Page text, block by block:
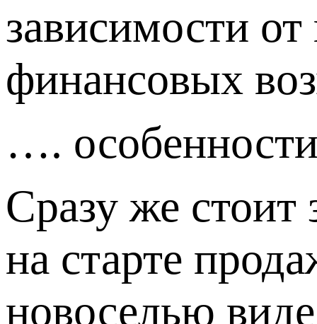
зависимости
финансовых
….
Сразу же стоит
на старте
новоселью